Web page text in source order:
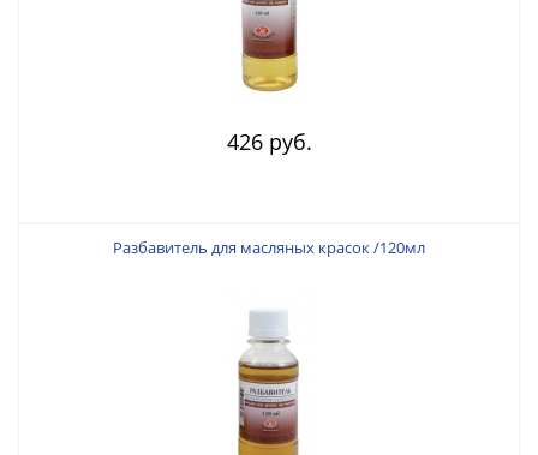
426 руб.
Разбавитель для масляных красок /120мл